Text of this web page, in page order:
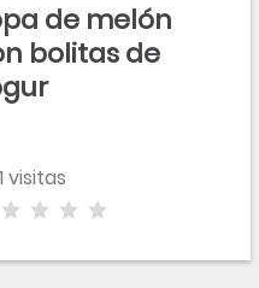
de melón
bolitas de
visitas